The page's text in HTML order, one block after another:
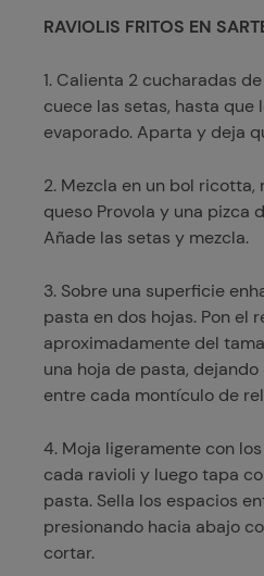
RAVIOLIS FRITOS EN
1. Calienta 2 cucharadas
cuece las setas, hasta que
evaporado. Aparta y deja
2. Mezcla en un bol ricotta,
queso Provola y una pizca
Añade las setas y mezcla.
3. Sobre una superficie
pasta en dos hojas. Pon el
aproximadamente del
una hoja de pasta,
entre cada montículo de
4. Moja ligeramente con
cada ravioli y luego tapa
pasta. Sella los espacios
presionando hacia abajo
cortar.